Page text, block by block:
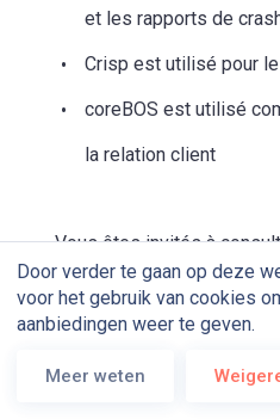
Door verder te gaan op deze
voor het gebruik van cookies
aanbiedingen weer te geven.
Meer weten
et les rapports de
Crisp est utilisé pour
coreBOS est utilisé
la relation client
Vous êtes invités à
d’utilisation de chacun
internets de chacun d’eux.
14 – Sous-traitance